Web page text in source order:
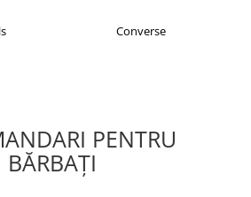
Converse
PENTRU
BĂRBAŢI